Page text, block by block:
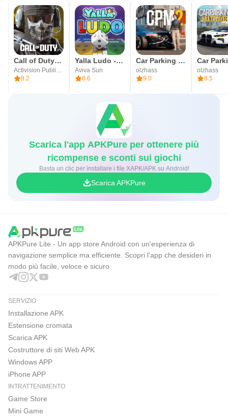
Call of Duty®: Mobile
8.2
Yalla Ludo - Ludo&Jackaroo
Aviva Sun
8.6
Car Parking Multiplayer 2
olzhass
9.0
olzhass
8.5
Scarica l'app APKPure per ottenere più
ricompense e sconti sui giochi
Basta un clic per installare i file XAPK/APK su Android!
Scarica APKPure
APKPure Lite - Un app store Android con un'esperienza di
navigazione semplice ma efficiente. Scopri l'app che desideri in
modo più facile, veloce e sicuro.
SERVIZIO
Installazione APK
Estensione cromata
Scarica APK
Costruttore di siti Web APK
Windows APP
iPhone APP
INTRATTENIMENTO
Game Store
Mini Game